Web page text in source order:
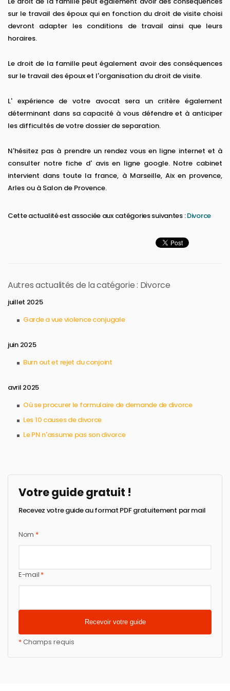
sur le travail des époux qui en fonction du droit de visite choisi
devront adapter les conditions de travail ainsi que leurs
horaires.
Le droit de la famille peut également avoir des conséquences
sur le travail des époux et l'organisation du droit de visite.
L' expérience de votre avocat sera un critère également
déterminant dans sa capacité à vous défendre et à anticiper
les difficultés de votre dossier de separation.
N'hésitez pas à prendre un rendez vous en ligne internet et à
consulter notre fiche d' avis en ligne google. Notre cabinet
intervient dans toute la france, à Marseille, Aix en provence,
Arles ou à Salon de Provence.
Cette actualité est associée aux catégories suivantes :Divorce
Autres actualités de la catégorie : Divorce
juillet 2025
Garde a vue violence conjugale
juin 2025
Burn out et rejet du conjoint​
avril 2025
Où se procurer le formulaire de demande de divorce​
Les 10 causes de divorce​
Le PN n'assume pas son divorce​
Votre guide gratuit !
Recevez votre guide au format PDF gratuitement par mail
Nom *
E-mail *
*Champs requis